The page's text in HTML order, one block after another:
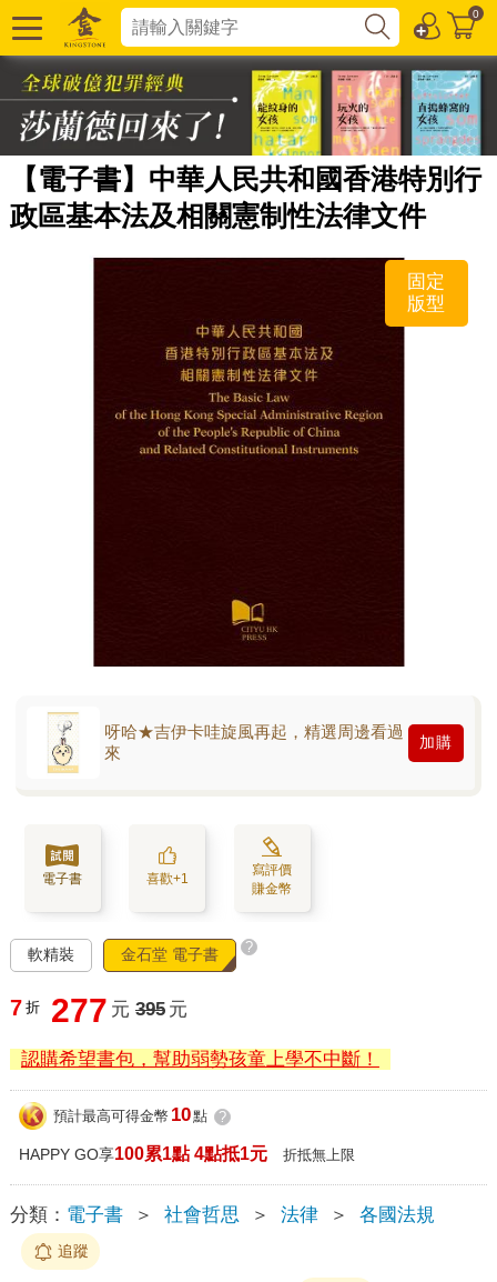
0
【電子書】中華人民共和國香港特別行
政區基本法及相關憲制性法律文件
固定
版型
呀哈★吉伊卡哇旋風再起，精選周邊看過
來
加購
電子書 喜歡+1
寫評價
賺金幣
軟精裝 金石堂 電子書 ?
7 折 277 元 395 元
認購希望書包，幫助弱勢孩童上學不中斷！
預計最高可得金幣 10點 ?
HAPPY GO享100累1點 4點抵1元 折抵無上限
分類： 電子書 ＞ 社會哲思 ＞ 法律 ＞ 各國法規
追蹤